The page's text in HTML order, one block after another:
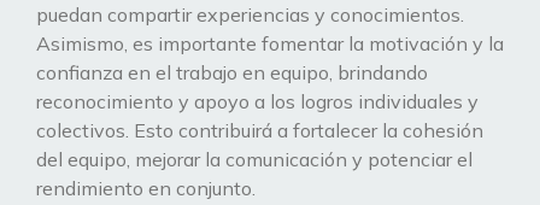
puedan compartir experiencias y conocimientos.
Asimismo, es importante fomentar la motivación y la
confianza en el trabajo en equipo, brindando
reconocimiento y apoyo a los logros individuales y
colectivos. Esto contribuirá a fortalecer la cohesión
del equipo, mejorar la comunicación y potenciar el
rendimiento en conjunto.